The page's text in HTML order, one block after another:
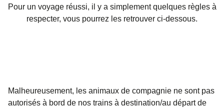
Pour un voyage réussi, il y a simplement quelques règles à
respecter, vous pourrez les retrouver ci-dessous.
Malheureusement, les animaux de compagnie ne sont pas
autorisés à bord de nos trains à destination/au départ de